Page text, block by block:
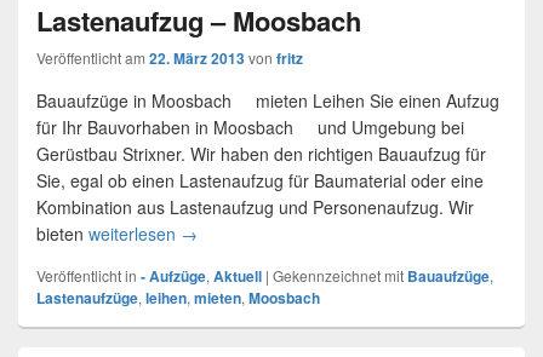
Lastenaufzug – Moosbach
Veröffentlicht am 22. März 2013von fritz
Bauaufzüge in Moosbach mieten Leihen Sie einen Aufzug
für Ihr Bauvorhaben in Moosbach und Umgebung bei
Gerüstbau Strixner. Wir haben den richtigen Bauaufzug für
Sie, egal ob einen Lastenaufzug für Baumaterial oder eine
Kombination aus Lastenaufzug und Personenaufzug. Wir
bieten weiterlesen Lastenaufzug – Moosbach
→
Veröffentlicht in - Aufzüge, Aktuell | Gekennzeichnet mit Bauaufzüge,
Lastenaufzüge, leihen, mieten, Moosbach